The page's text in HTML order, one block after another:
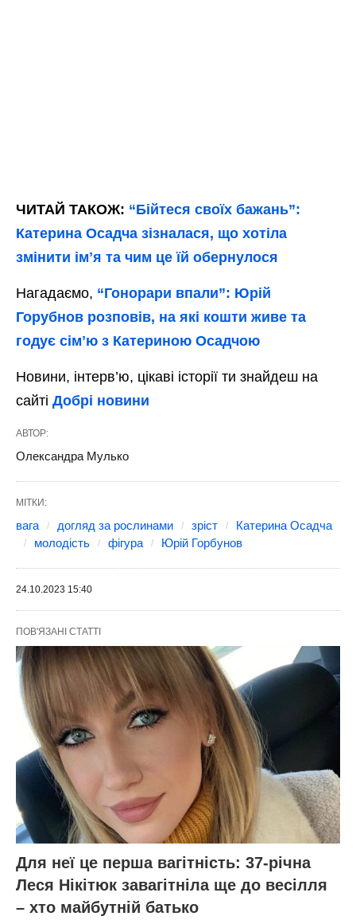
ЧИТАЙ ТАКОЖ: “Бійтеся своїх бажань”:
Катерина Осадча зізналася, що хотіла
змінити імʼя та чим це їй обернулося
Нагадаємо, “Гонорари впали”: Юрій
Горубнов розповів, на які кошти живе та
годує сімʼю з Катериною Осадчою
Новини, інтерв’ю, цікаві історії ти знайдеш на
сайті Добрі новини
АВТОР:
Олександра Мулько
МІТКИ:
вага догляд за рослинами зріст
Катерина Осадча
молодість
фігура Юрій Горбунов
24.10.2023 15:40
ПОВ'ЯЗАНІ СТАТТІ
Для неї це перша вагітність: 37-річна
Леся Нікітюк завагітніла ще до весілля
– хто майбутній батько